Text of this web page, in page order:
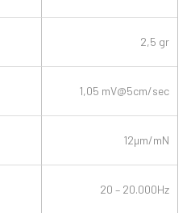
2,5 gr
1,05 mV@5cm/sec
12µm/mN
20 – 20.000Hz